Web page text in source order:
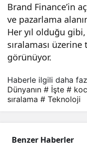
Brand Finance’in
ve pazarlama
Her yıl olduğu
sıralaması
görünüyor.
Haberle ilgili daha
Dünyanın # İşte #
sıralama # Teknoloji
Benzer Haberler